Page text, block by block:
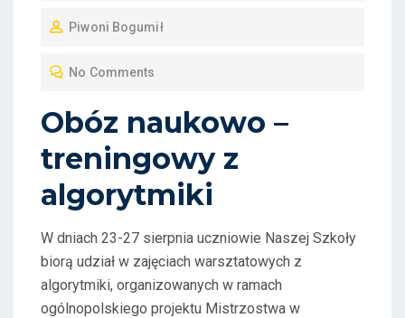
S
O
N
Piwoni Bogumił
No Comments
Obóz naukowo –
treningowy z
algorytmiki
W dniach 23-27 sierpnia uczniowie Naszej Szkoły
biorą udział w zajęciach warsztatowych z
algorytmiki, organizowanych w ramach
ogólnopolskiego projektu Mistrzostwa w